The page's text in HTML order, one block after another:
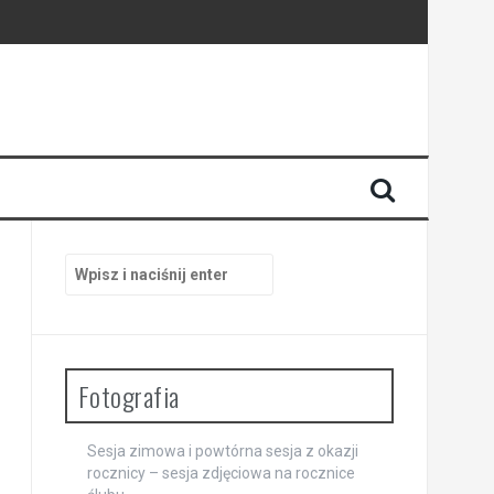
Fotografia
Sesja zimowa i powtórna sesja z okazji
rocznicy – sesja zdjęciowa na rocznice